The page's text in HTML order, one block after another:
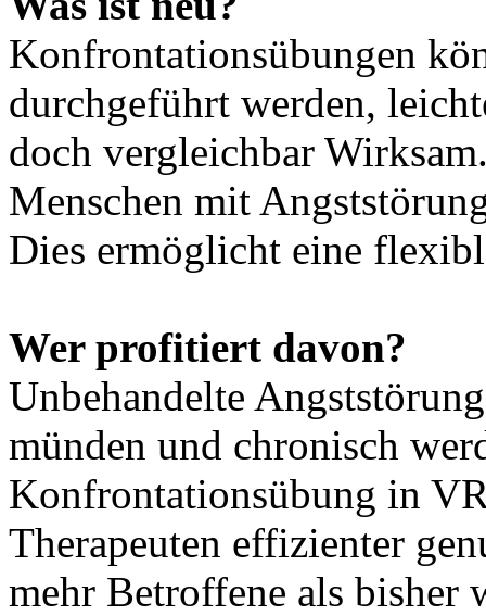
Konfrontationsübungen
durchgeführt werden,
doch vergleichbar
Menschen mit
Dies ermöglicht eine
Wer profitiert davon?
Unbehandelte
münden und chronisch
Konfrontationsübung in
Therapeuten effizienter
mehr Betroffene als bisher